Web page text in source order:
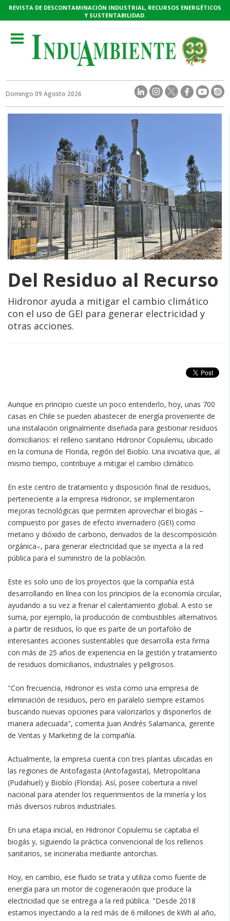
REVISTA DE DESCONTAMINACIÓN INDUSTRIAL, RECURSOS ENERGÉTICOS
Y SUSTENTABILIDAD.
Toggle
navigation
Domingo 09 Agosto 2026
Del Residuo al Recurso
Hidronor ayuda a mitigar el cambio climático
con el uso de GEI para generar electricidad y
otras acciones.
Aunque en principio cueste un poco entenderlo, hoy, unas 700
casas en Chile se pueden abastecer de energía proveniente de
una instalación originalmente diseñada para gestionar residuos
domiciliarios: el relleno sanitario Hidronor Copiulemu, ubicado
en la comuna de Florida, región del Biobío. Una iniciativa que, al
mismo tiempo, contribuye a mitigar el cambio climático.
En este centro de tratamiento y disposición final de residuos,
perteneciente a la empresa Hidronor, se implementaron
mejoras tecnológicas que permiten aprovechar el biogás –
compuesto por gases de efecto invernadero (GEI) como
metano y dióxido de carbono, derivados de la descomposición
orgánica–, para generar electricidad que se inyecta a la red
pública para el suministro de la población.
Este es solo uno de los proyectos que la compañía está
desarrollando en línea con los principios de la economía circular,
ayudando a su vez a frenar el calentamiento global. A esto se
suma, por ejemplo, la producción de combustibles alternativos
a partir de residuos, lo que es parte de un portafolio de
interesantes acciones sustentables que desarrolla esta firma
con más de 25 años de experiencia en la gestión y tratamiento
de residuos domiciliarios, industriales y peligrosos.
"Con frecuencia, Hidronor es vista como una empresa de
eliminación de residuos, pero en paralelo siempre estamos
buscando nuevas opciones para valorizarlos y disponerlos de
manera adecuada", comenta Juan Andrés Salamanca, gerente
de Ventas y Marketing de la compañía.
Actualmente, la empresa cuenta con tres plantas ubicadas en
las regiones de Antofagasta (Antofagasta), Metropolitana
(Pudahuel) y Biobío (Florida). Así, posee cobertura a nivel
nacional para atender los requerimientos de la minería y los
más diversos rubros industriales.
En una etapa inicial, en Hidronor Copiulemu se captaba el
biogás y, siguiendo la práctica convencional de los rellenos
sanitarios, se incineraba mediante antorchas.
Hoy, en cambio, ese fluido se trata y utiliza como fuente de
energía para un motor de cogeneración que produce la
electricidad que se entrega a la red pública. "Desde 2018
estamos inyectando a la red más de 6 millones de kWh al año,